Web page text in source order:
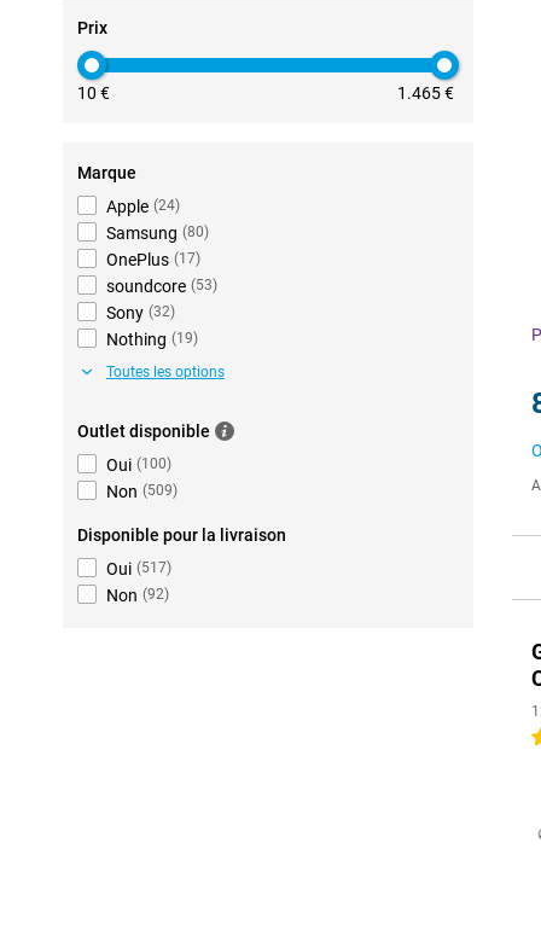
Prix
10 € 1.465 €
Marque
Apple (24)
Samsung (80)
OnePlus (17)
soundcore (53)
Sony (32)
Nothing (19)
Toutes les options
Outlet disponible
Oui (100)
Non (509)
Disponible pour la livraison
Oui (517)
Non (92)